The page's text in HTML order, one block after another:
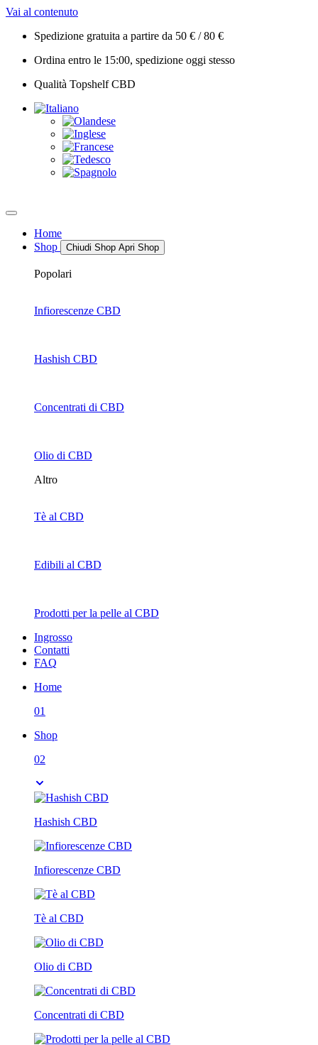
Vai al contenuto
Spedizione gratuita a partire da 50 € / 80 €
Ordina entro le 15:00, spedizione oggi stesso
Qualità Topshelf CBD
Home
Shop
Chiudi Shop Apri Shop
Popolari
Infiorescenze CBD
Hashish CBD
Concentrati di CBD
Olio di CBD
Altro
Tè al CBD
Edibili al CBD
Prodotti per la pelle al CBD
Ingrosso
Contatti
FAQ
Home
01
Shop
02
Hashish CBD
Infiorescenze CBD
Tè al CBD
Olio di CBD
Concentrati di CBD